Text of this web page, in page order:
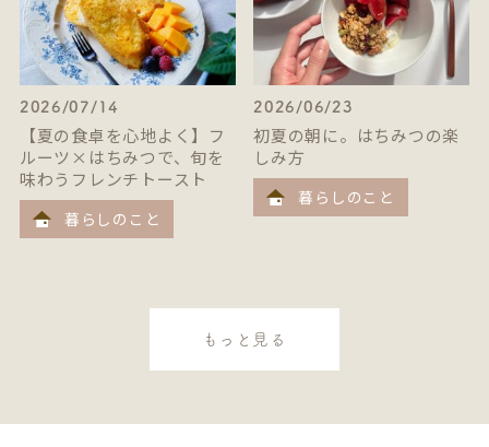
2026/07/14
【夏の食卓を心地よく】フ
ルーツ×はちみつで、旬を
味わうフレンチトースト
暮らしのこと
2026/06/23
初夏の朝に。はちみつの楽
しみ方
暮らしのこと
もっと見る